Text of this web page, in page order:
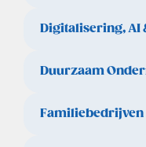
Digitalisering, AI
Duurzaam
Familiebedrijven